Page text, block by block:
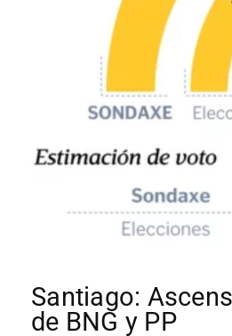
Santiago:
de BNG y PP